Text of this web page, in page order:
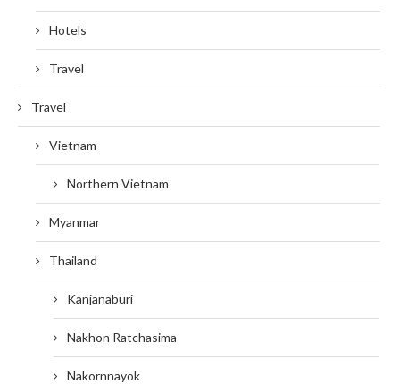
Hotels
Travel
Travel
Vietnam
Northern Vietnam
Myanmar
Thailand
Kanjanaburi
Nakhon Ratchasima
Nakornnayok